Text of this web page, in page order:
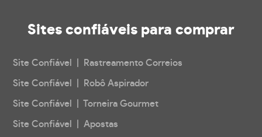
Sites confiáveis para comprar
Site Confiável | Rastreamento Correios
Site Confiável | Robô Aspirador
Site Confiável | Torneira Gourmet
Site Confiável | Apostas